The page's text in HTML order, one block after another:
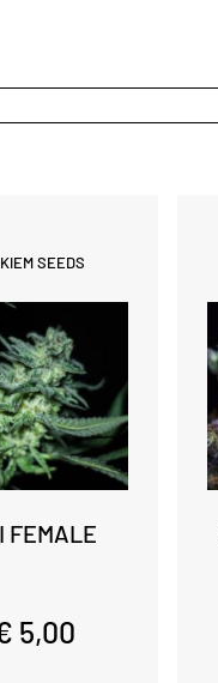
SEEDS
FEMALE
5,00